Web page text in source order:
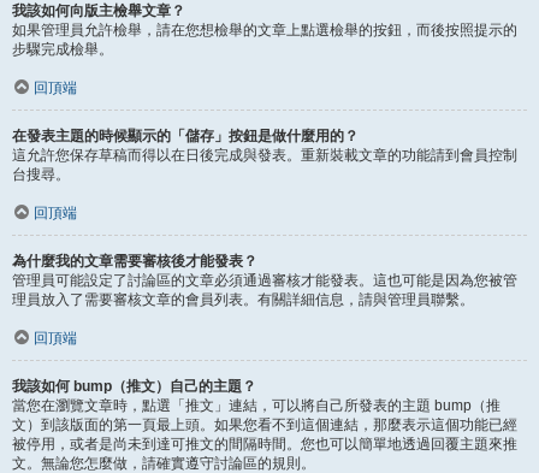
我該如何向版主檢舉文章？
如果管理員允許檢舉，請在您想檢舉的文章上點選檢舉的按鈕，而後按照提示的
步驟完成檢舉。
回頂端
在發表主題的時候顯示的「儲存」按鈕是做什麼用的？
這允許您保存草稿而得以在日後完成與發表。重新裝載文章的功能請到會員控制
台搜尋。
回頂端
為什麼我的文章需要審核後才能發表？
管理員可能設定了討論區的文章必須通過審核才能發表。這也可能是因為您被管
理員放入了需要審核文章的會員列表。有關詳細信息，請與管理員聯繫。
回頂端
我該如何 bump（推文）自己的主題？
當您在瀏覽文章時，點選「推文」連結，可以將自己所發表的主題 bump（推
文）到該版面的第一頁最上頭。如果您看不到這個連結，那麼表示這個功能已經
被停用，或者是尚未到達可推文的間隔時間。您也可以簡單地透過回覆主題來推
文。無論您怎麼做，請確實遵守討論區的規則。